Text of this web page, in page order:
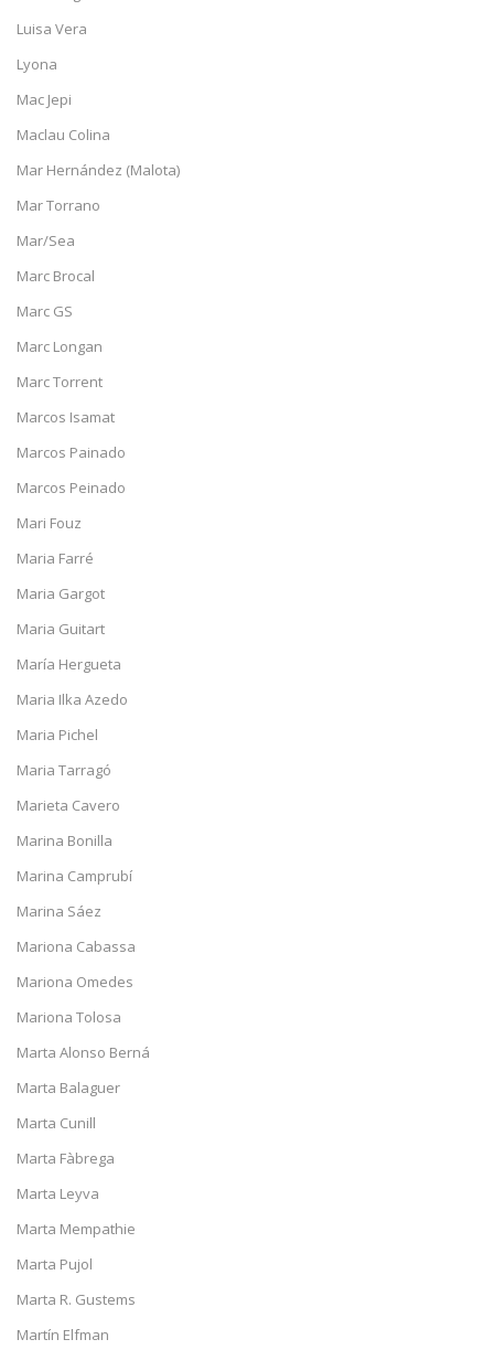
Luisa Vera
Lyona
Mac Jepi
Maclau Colina
Mar Hernández (Malota)
Mar Torrano
Mar/Sea
Marc Brocal
Marc GS
Marc Longan
Marc Torrent
Marcos Isamat
Marcos Painado
Marcos Peinado
Mari Fouz
Maria Farré
Maria Gargot
Maria Guitart
María Hergueta
Maria Ilka Azedo
Maria Pichel
Maria Tarragó
Marieta Cavero
Marina Bonilla
Marina Camprubí
Marina Sáez
Mariona Cabassa
Mariona Omedes
Mariona Tolosa
Marta Alonso Berná
Marta Balaguer
Marta Cunill
Marta Fàbrega
Marta Leyva
Marta Mempathie
Marta Pujol
Marta R. Gustems
Martín Elfman